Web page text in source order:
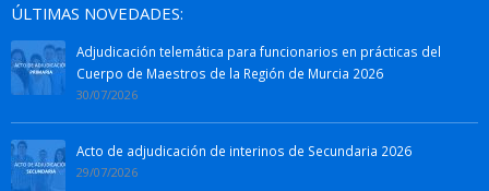
ÚLTIMAS NOVEDADES:
Adjudicación telemática para funcionarios en prácticas del
Cuerpo de Maestros de la Región de Murcia 2026
30/07/2026
Acto de adjudicación de interinos de Secundaria 2026
29/07/2026